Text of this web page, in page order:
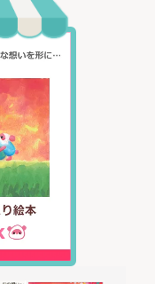
、年月の中に詰ま
しています。うる
「365＋α」の表記
1日に優しく寄り添
暗示します。そし
釈できるデザイン
何度も何度も、永遠
約束をも示唆して
く、毎日の暮らし